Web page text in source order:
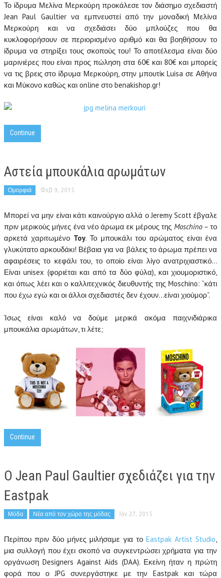
Το ίδρυμα Μελίνα Μερκούρη προκάλεσε τον διάσημο σχεδιαστή
Jean Paul Gaultier να εμπνευστεί από την μοναδική Μελίνα
Μερκούρη και να σχεδιάσει δύο μπλούζες που θα
κυκλοφορήσουν σε περιορισμένο αριθμό και θα βοηθήσουν το
ίδρυμα να στηρίξει τους σκοπούς του! Το αποτέλεσμα είναι δύο
μαρινιέρες που είναι προς πώληση στα 60€ και 80€ και μπορείς
να τις βρεις στο ίδρυμα Μερκούρη, στην μπουτίκ Luisa σε Αθήνα
και Μύκονο καθώς και online στο benakishop.gr!
Continue
Αστεία μπουκάλια αρωμάτων
Ομορφιά Φεβ 9, 2015
Μπορεί να μην είναι κάτι καινούργιο αλλά ο Jeremy Scott έβγαλε
πριν μερικούς μήνες ένα νέο άρωμα εκ μέρους της Moschino– το
αρκετά χαριτωμένο Toy. Το μπουκάλι του αρώματος είναι ένα
γλυκύτατο αρκουδάκι! Βέβαια για να βάλεις το άρωμα πρέπει να
αφαιρέσεις το κεφάλι του, το οποίο είναι λίγο ανατριχιαστικό…
Είναι unisex (φοριέται και από τα δύο φύλα), και χιουμοριστικό,
και όπως λέει και ο καλλιτεχνικός διευθυντής της Moschino: “κάτι
που έχω εγώ και οι άλλοι σχεδιαστές δεν έχουν…είναι χιούμορ”.
Ίσως είναι καλό να δούμε μερικά ακόμα παιχνιδιάρικα
μπουκάλια αρωμάτων, τι λέτε;
Continue
Ο Jean Paul Gaultier σχεδιάζει για την
Eastpak
Μόδα Νέα από τον χώρο της μόδας Ιάν 27, 2015
Περίπου πριν δύο μήνες μιλήσαμε για το Eastpak Artist Studio,
μια συλλογή που έχει σκοπό να συγκεντρώσει χρήματα για την
οργάνωση Designers Against Aids (DAA). Εκείνη ήταν η πρώτη
φορά που ο JPG συνεργάστηκε με την Eastpak και τώρα